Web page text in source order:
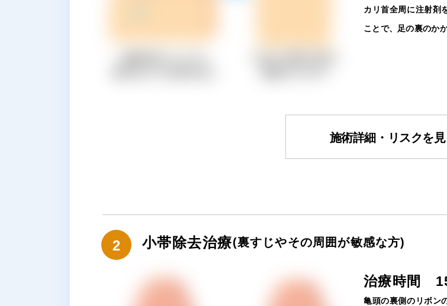
カリ首全周に注射剤
ことで、足の裏のか
施術詳細・リスクを
2 小帯除去治療(裏すじやその周囲が敏感な方)
治療時間
亀頭の裏側のリボン